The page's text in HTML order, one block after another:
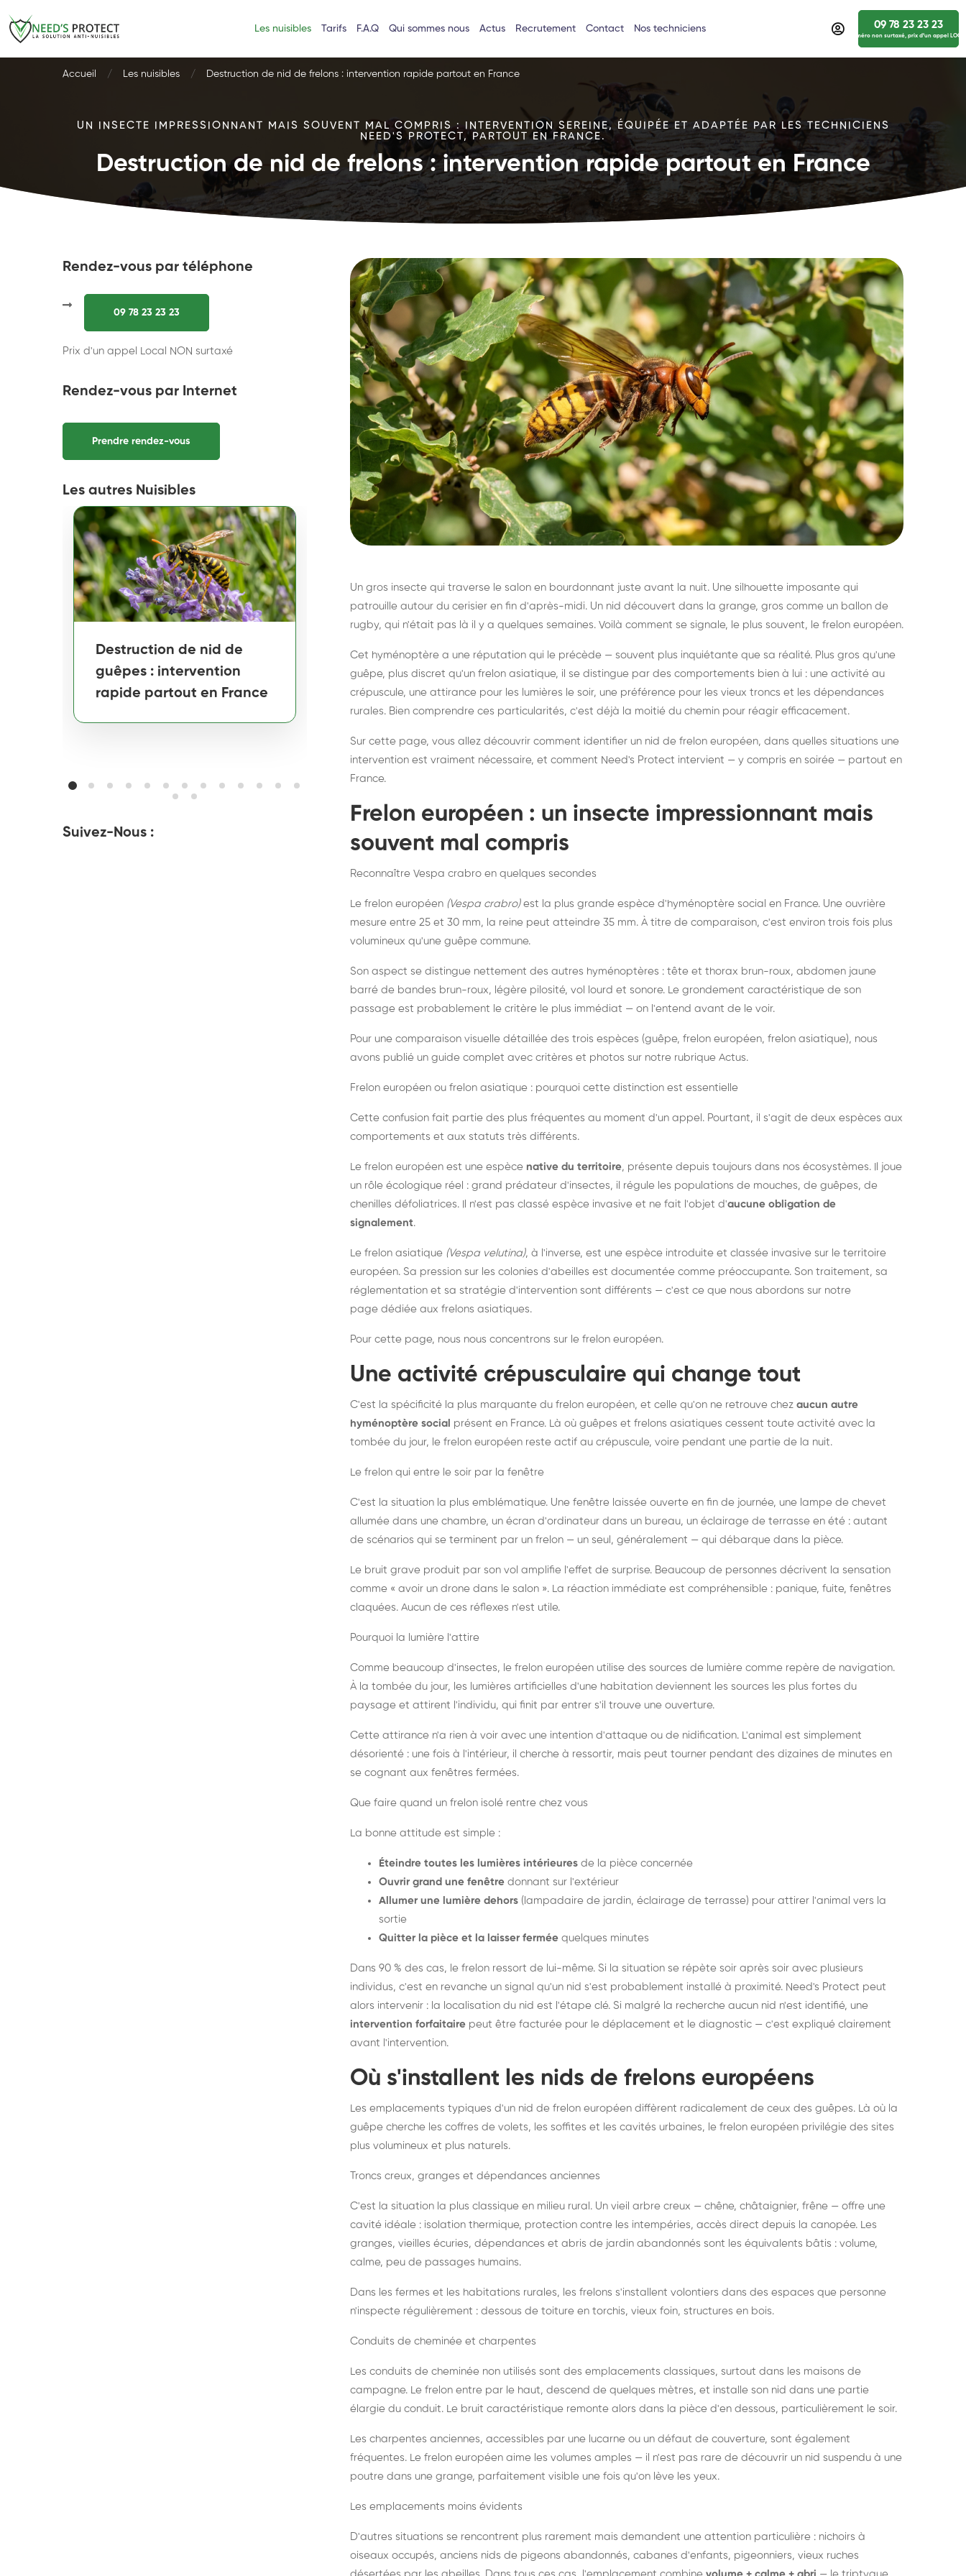
Les nuisibles Tarifs F.A.Q Qui sommes nous Actus Recrutement Contact Nos techniciens 09 78 23 23 23
numéro non surtaxé, prix d’un appel
Accueil Les nuisibles Destruction de nid de frelons : intervention rapide partout en France
UN INSECTE IMPRESSIONNANT MAIS SOUVENT MAL COMPRIS : INTERVENTION SEREINE, ÉQUIPÉE ET ADAPTÉE PAR LES TECHNICIENS
NEED'S PROTECT, PARTOUT EN FRANCE.
Destruction de nid de frelons : intervention rapide partout en France
Rendez-vous par téléphone
09 78 23 23 23
Prix d'un appel Local NON surtaxé
Rendez-vous par Internet
Prendre rendez-vous
Les autres Nuisibles
Destruction de nid de
guêpes : intervention
rapide partout en France
Destruction de nid de
frelons asiatiques :
intervention partout en
France
Dératisation : éliminer
durablement rats et
souris, partout en France
Suivez-Nous :
Un gros insecte qui traverse le salon en bourdonnant juste avant la nuit. Une silhouette imposante qui
patrouille autour du cerisier en fin d'après-midi. Un nid découvert dans la grange, gros comme un ballon de
rugby, qui n'était pas là il y a quelques semaines. Voilà comment se signale, le plus souvent, le frelon européen.
Cet hyménoptère a une réputation qui le précède — souvent plus inquiétante que sa réalité. Plus gros qu'une
guêpe, plus discret qu'un frelon asiatique, il se distingue par des comportements bien à lui : une activité au
crépuscule, une attirance pour les lumières le soir, une préférence pour les vieux troncs et les dépendances
rurales. Bien comprendre ces particularités, c'est déjà la moitié du chemin pour réagir efficacement.
Sur cette page, vous allez découvrir comment identifier un nid de frelon européen, dans quelles situations une
intervention est vraiment nécessaire, et comment Need's Protect intervient — y compris en soirée — partout en
France.
Frelon européen : un insecte impressionnant mais
souvent mal compris
Reconnaître Vespa crabro en quelques secondes
Le frelon européen (Vespa crabro)est la plus grande espèce d'hyménoptère social en France. Une ouvrière
mesure entre 25 et 30 mm, la reine peut atteindre 35 mm. À titre de comparaison, c'est environ trois fois plus
volumineux qu'une guêpe commune.
Son aspect se distingue nettement des autres hyménoptères : tête et thorax brun-roux, abdomen jaune
barré de bandes brun-roux, légère pilosité, vol lourd et sonore. Le grondement caractéristique de son
passage est probablement le critère le plus immédiat — on l'entend avant de le voir.
Pour une comparaison visuelle détaillée des trois espèces (guêpe, frelon européen, frelon asiatique), nous
avons publié un guide complet avec critères et photos sur notre rubrique Actus.
Frelon européen ou frelon asiatique : pourquoi cette distinction est essentielle
Cette confusion fait partie des plus fréquentes au moment d'un appel. Pourtant, il s'agit de deux espèces aux
comportements et aux statuts très différents.
Le frelon européen est une espèce native du territoire, présente depuis toujours dans nos écosystèmes. Il joue
un rôle écologique réel : grand prédateur d'insectes, il régule les populations de mouches, de guêpes, de
chenilles défoliatrices. Il n'est pas classé espèce invasive et ne fait l'objet d'aucune obligation de
signalement.
Le frelon asiatique (Vespa velutina), à l'inverse, est une espèce introduite et classée invasive sur le territoire
européen. Sa pression sur les colonies d'abeilles est documentée comme préoccupante. Son traitement, sa
réglementation et sa stratégie d'intervention sont différents — c'est ce que nous abordons sur notre
page dédiée aux frelons asiatiques.
Pour cette page, nous nous concentrons sur le frelon européen.
Une activité crépusculaire qui change tout
C'est la spécificité la plus marquante du frelon européen, et celle qu'on ne retrouve chez aucun autre
hyménoptère social présent en France. Là où guêpes et frelons asiatiques cessent toute activité avec la
tombée du jour, le frelon européen reste actif au crépuscule, voire pendant une partie de la nuit.
Le frelon qui entre le soir par la fenêtre
C'est la situation la plus emblématique. Une fenêtre laissée ouverte en fin de journée, une lampe de chevet
allumée dans une chambre, un écran d'ordinateur dans un bureau, un éclairage de terrasse en été : autant
de scénarios qui se terminent par un frelon — un seul, généralement — qui débarque dans la pièce.
Le bruit grave produit par son vol amplifie l'effet de surprise. Beaucoup de personnes décrivent la sensation
comme « avoir un drone dans le salon ». La réaction immédiate est compréhensible : panique, fuite, fenêtres
claquées. Aucun de ces réflexes n'est utile.
Pourquoi la lumière l'attire
Comme beaucoup d'insectes, le frelon européen utilise des sources de lumière comme repère de navigation.
À la tombée du jour, les lumières artificielles d'une habitation deviennent les sources les plus fortes du
paysage et attirent l'individu, qui finit par entrer s'il trouve une ouverture.
Cette attirance n'a rien à voir avec une intention d'attaque ou de nidification. L'animal est simplement
désorienté : une fois à l'intérieur, il cherche à ressortir, mais peut tourner pendant des dizaines de minutes en
se cognant aux fenêtres fermées.
Que faire quand un frelon isolé rentre chez vous
La bonne attitude est simple :
Éteindre toutes les lumières intérieures de la pièce concernée
Ouvrir grand une fenêtre donnant sur l'extérieur
Allumer une lumière dehors (lampadaire de jardin, éclairage de terrasse) pour attirer l'animal vers la
sortie
Quitter la pièce et la laisser fermée quelques minutes
Dans 90 % des cas, le frelon ressort de lui-même. Si la situation se répète soir après soir avec plusieurs
individus, c'est en revanche un signal qu'un nid s'est probablement installé à proximité. Need's Protect peut
alors intervenir : la localisation du nid est l'étape clé. Si malgré la recherche aucun nid n'est identifié, une
intervention forfaitaire peut être facturée pour le déplacement et le diagnostic — c'est expliqué clairement
avant l'intervention.
Où s'installent les nids de frelons européens
Les emplacements typiques d'un nid de frelon européen diffèrent radicalement de ceux des guêpes. Là où la
guêpe cherche les coffres de volets, les soffites et les cavités urbaines, le frelon européen privilégie des sites
plus volumineux et plus naturels.
Troncs creux, granges et dépendances anciennes
C'est la situation la plus classique en milieu rural. Un vieil arbre creux — chêne, châtaignier, frêne — offre une
cavité idéale : isolation thermique, protection contre les intempéries, accès direct depuis la canopée. Les
granges, vieilles écuries, dépendances et abris de jardin abandonnés sont les équivalents bâtis : volume,
calme, peu de passages humains.
Dans les fermes et les habitations rurales, les frelons s'installent volontiers dans des espaces que personne
n'inspecte régulièrement : dessous de toiture en torchis, vieux foin, structures en bois.
Conduits de cheminée et charpentes
Les conduits de cheminée non utilisés sont des emplacements classiques, surtout dans les maisons de
campagne. Le frelon entre par le haut, descend de quelques mètres, et installe son nid dans une partie
élargie du conduit. Le bruit caractéristique remonte alors dans la pièce d'en dessous, particulièrement le soir.
Les charpentes anciennes, accessibles par une lucarne ou un défaut de couverture, sont également
fréquentes. Le frelon européen aime les volumes amples — il n'est pas rare de découvrir un nid suspendu à une
poutre dans une grange, parfaitement visible une fois qu'on lève les yeux.
Les emplacements moins évidents
D'autres situations se rencontrent plus rarement mais demandent une attention particulière : nichoirs à
oiseaux occupés, anciens nids de pigeons abandonnés, cabanes d'enfants, pigeonniers, vieux ruches